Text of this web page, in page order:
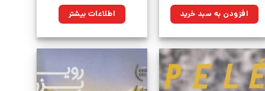
۴۴۵,۰۰۰تومان
بود.
۳۱۸,۱۷۵تومان.افزودن به سبد خرید اطلاعات بیشتر